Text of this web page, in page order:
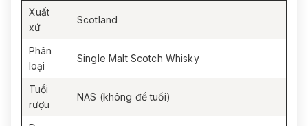
Xuất
xứ
Scotland
Phân
loại
Single Malt Scotch Whisky
Tuổi
rượu
NAS (không đề tuổi)